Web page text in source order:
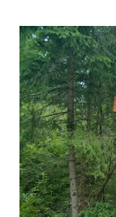
viena no
Līdzās tādiem
Šepetis "Starp
zagle" ,
proti, 20.
gadā, tieši šobrīd,
vismaz 29 pasaules